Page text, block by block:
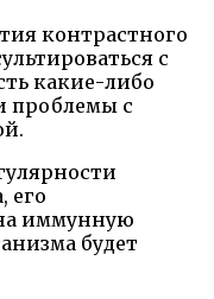
контрастного
с
какие-либо
проблемы с
его
иммунную
будет